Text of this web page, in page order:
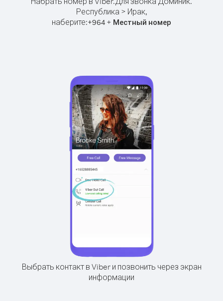
Республика > Ирак,
наберите:+964 + Местный номер
Выбрать контакт в Viber и позвонить через экран
информации